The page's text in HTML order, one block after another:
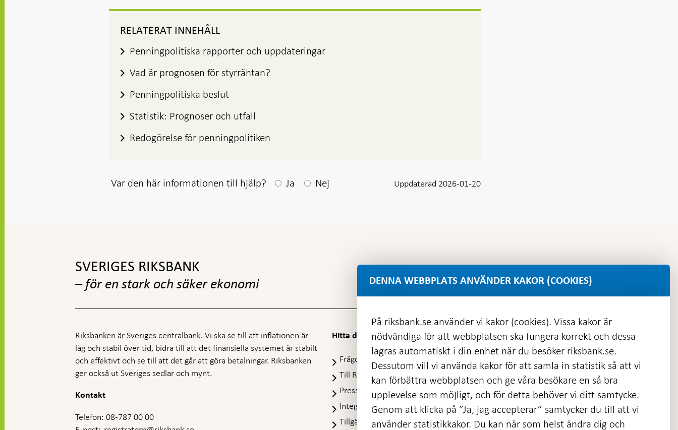
RELATERAT INNEHÅLL
Penningpolitiska rapporter och uppdateringar
Vad är prognosen för styrräntan?
Penningpolitiska beslut
Statistik: Prognoser och utfall
Redogörelse för penningpolitiken
Var den här informationen till hjälp? Efter ditt svar visas en kommentarsruta
Ja Nej Uppdaterad 2026-01-20
SVERIGES RIKSBANK
– för en stark och säker ekonomi
Riksbanken är Sveriges centralbank. Vi ska se till att inflationen är
låg och stabil över tid, bidra till att det finansiella systemet är stabilt
och effektivt och se till att det går att göra betalningar. Riksbanken
ger också ut Sveriges sedlar och mynt.
Kontakt
Telefon: 08-787 00 00
Hitta direkt
Frågor och svar
Öppnas
i
ny
flik
Till Riksbankens webbarkiv
Öppnas
ny
flik
Presskontakt
Integritetspolicy
Tillgänglighetsredogörelse
DENNA WEBBPLATS ANVÄNDER KAKOR (COOKIES)
På riksbank.se använder vi kakor (cookies). Vissa kakor är
nödvändiga för att webbplatsen ska fungera korrekt och dessa
lagras automatiskt i din enhet när du besöker riksbank.se.
Dessutom vill vi använda kakor för att samla in statistik så att vi
kan förbättra webbplatsen och ge våra besökare en så bra
upplevelse som möjligt, och för detta behöver vi ditt samtycke.
Genom att klicka på ”Ja, jag accepterar” samtycker du till att vi
använder statistikkakor. Du kan när som helst ändra dig och